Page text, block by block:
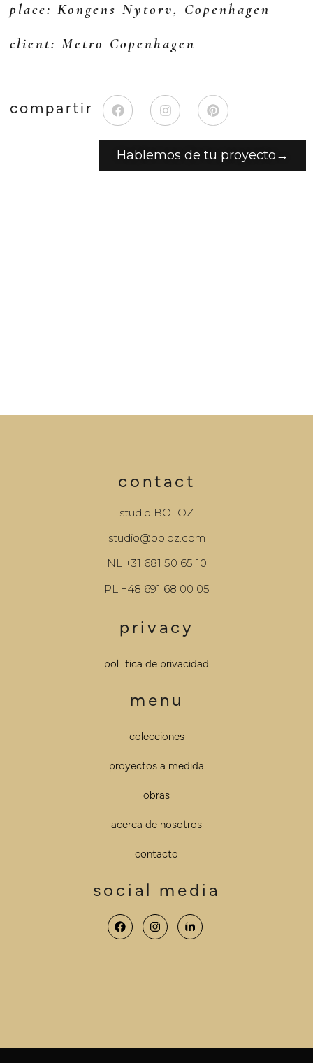
place: Kongens Nytorv, Copenhagen
client: Metro Copenhagen
compartir
Hablemos de tu proyecto→
contact
studio BOLOZ
studio@boloz.com
NL +31 681 50 65 10
PL +48 691 68 00 05
privacy
política de privacidad
menu
colecciones
proyectos a medida
obras
acerca de nosotros
contacto
social media